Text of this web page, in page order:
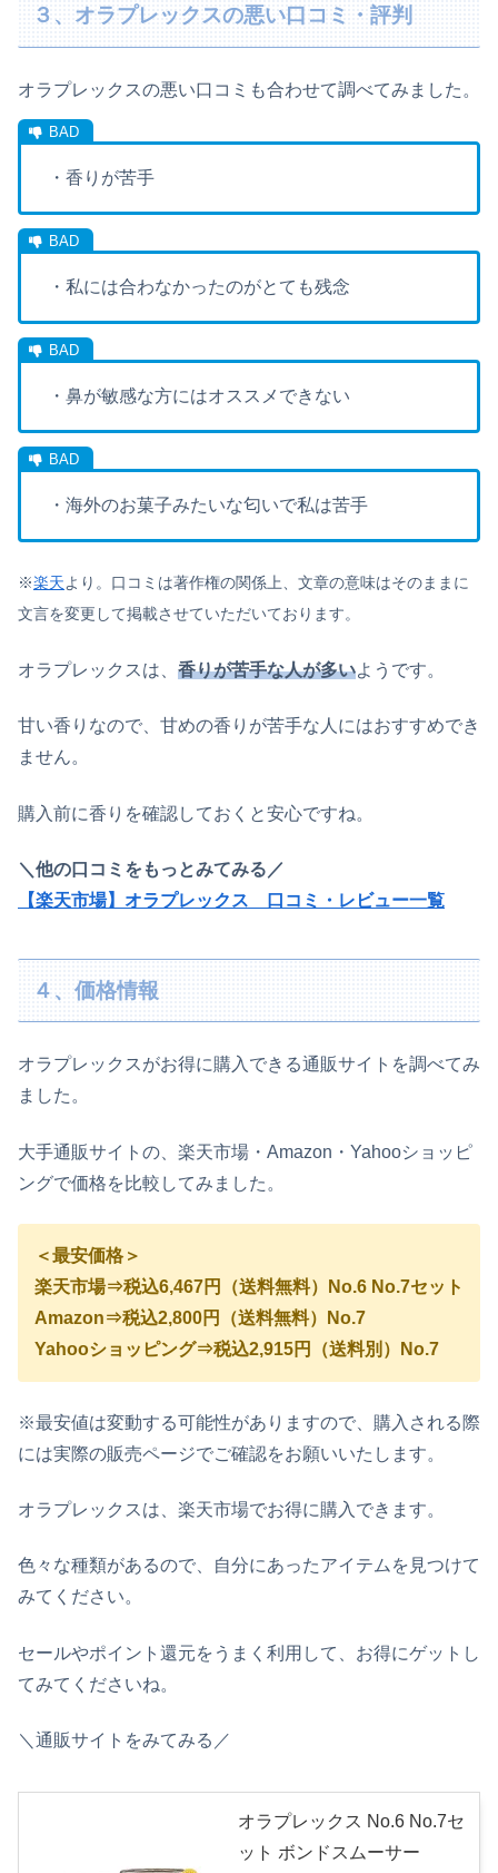
３、オラプレックスの悪い口コミ・評判
オラプレックスの悪い口コミも合わせて調べてみました。
・香りが苦手
・私には合わなかったのがとても残念
・鼻が敏感な方にはオススメできない
・海外のお菓子みたいな匂いで私は苦手
※楽天より。口コミは著作権の関係上、文章の意味はそのままに
文言を変更して掲載させていただいております。
オラプレックスは、 香りが苦手な人が多いようです。
甘い香りなので、甘めの香りが苦手な人にはおすすめでき
ません。
購入前に香りを確認しておくと安心ですね。
＼他の口コミをもっとみてみる／
【楽天市場】オラプレックス 口コミ・レビュー一覧
４、価格情報
オラプレックスがお得に購入できる通販サイトを調べてみ
ました。
大手通販サイトの、楽天市場・Amazon・Yahooショッピ
ングで価格を比較してみました。
＜最安価格＞
楽天市場⇒税込6,467円（送料無料）No.6 No.7セット
Amazon⇒税込2,800円（送料無料）No.7
Yahooショッピング⇒税込2,915円（送料別）No.7
※最安値は変動する可能性がありますので、購入される際
には実際の販売ページでご確認をお願いいたします。
オラプレックスは、楽天市場でお得に購入できます。
色々な種類があるので、自分にあったアイテムを見つけて
みてください。
セールやポイント還元をうまく利用して、お得にゲットし
てみてくださいね。
＼通販サイトをみてみる／
オラプレックス No.6 No.7セ
ット ボンドスムーサー